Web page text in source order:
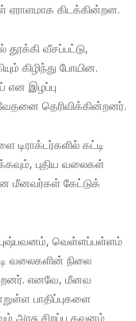
ஏராளமாக கிடக்கின்றன.
தூக்கி வீசப்பட்டு,
கிழிந்து போயின.
என இழப்பு
தெரிவிக்கின்றனர்.
டிராக்டர்களில் கட்டி
புதிய வலைகள்
மீனவர்கள் கேட்டுக்
புஷ்பவனம், வெள்ளப்பள்ளம்
வலைகளின் நிலை
எனவே, மீனவ
பாதிப்புகளை
சிறப்பு கவனம்